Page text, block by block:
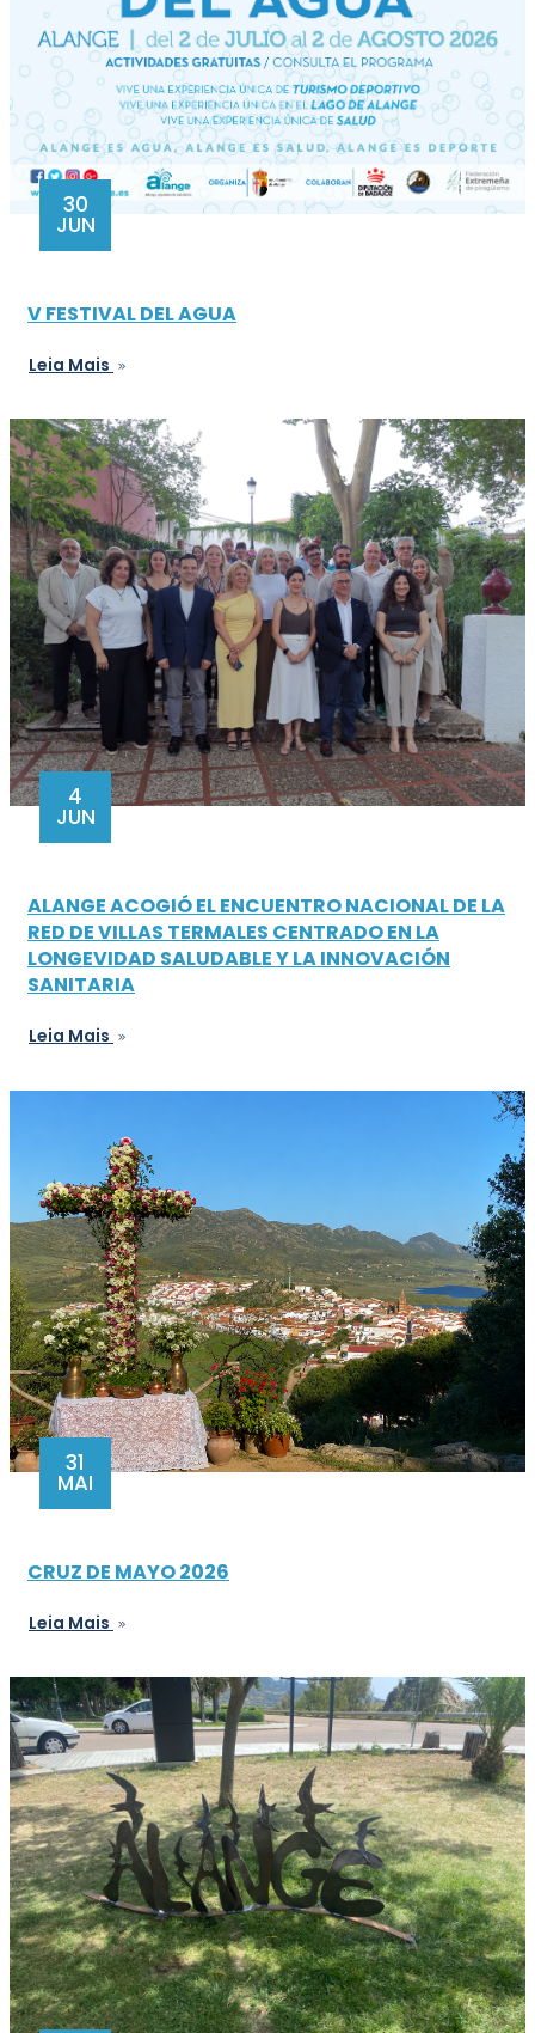
30
JUN
V FESTIVAL DEL AGUA
Leia Mais
4
JUN
ALANGE ACOGIÓ EL ENCUENTRO NACIONAL DE LA
RED DE VILLAS TERMALES CENTRADO EN LA
LONGEVIDAD SALUDABLE Y LA INNOVACIÓN
SANITARIA
Leia Mais
31
MAI
CRUZ DE MAYO 2026
Leia Mais